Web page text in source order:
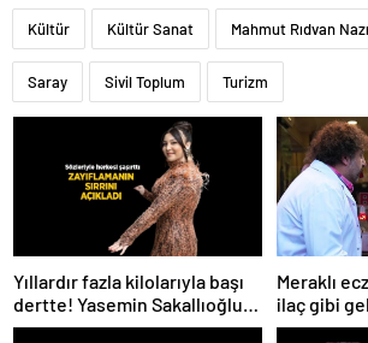
Kültür Kültür Sanat Mahmut Rıdvan
Saray Sivil Toplum Turizm
Yıllardır fazla kilolarıyla başı
dertte! Yasemin Sakallıoğlu
zayıflamasının sırrını açıkladı
Meraklı
ilaç gibi